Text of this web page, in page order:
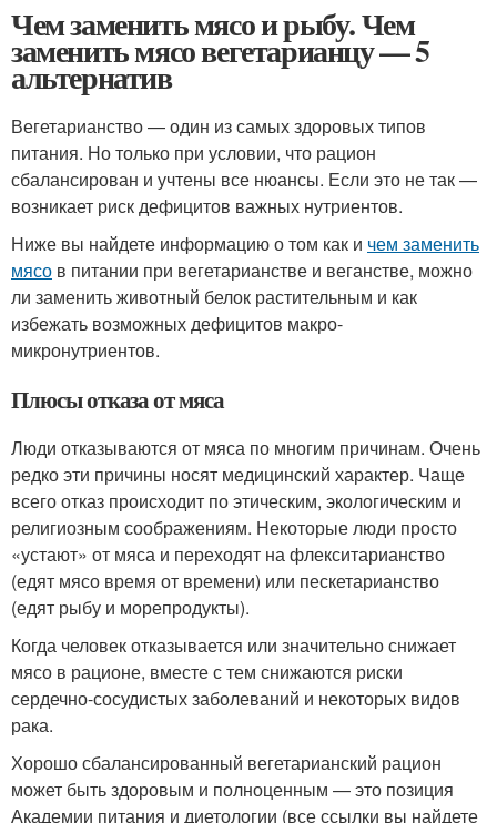
Чем заменить мясо и рыбу. Чем
заменить мясо вегетарианцу — 5
альтернатив
Вегетарианство — один из самых здоровых типов
питания. Но только при условии, что рацион
сбалансирован и учтены все нюансы. Если это не так —
возникает риск дефицитов важных нутриентов.
Ниже вы найдете информацию о том как и чем заменить
мясо в питании при вегетарианстве и веганстве, можно
ли заменить животный белок растительным и как
избежать возможных дефицитов макро-
микронутриентов.
Плюсы отказа от мяса
Люди отказываются от мяса по многим причинам. Очень
редко эти причины носят медицинский характер. Чаще
всего отказ происходит по этическим, экологическим и
религиозным соображениям. Некоторые люди просто
«устают» от мяса и переходят на флекситарианство
(едят мясо время от времени) или пескетарианство
(едят рыбу и морепродукты).
Когда человек отказывается или значительно снижает
мясо в рационе, вместе с тем снижаются риски
сердечно-сосудистых заболеваний и некоторых видов
рака.
Хорошо сбалансированный вегетарианский рацион
может быть здоровым и полноценным — это позиция
Академии питания и диетологии (все ссылки вы найдете